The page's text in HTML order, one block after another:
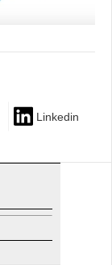
Linkedin